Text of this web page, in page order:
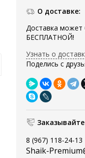
О доставке:
Доставка может
БЕСПЛАТНОЙ!
Узнать о
Поделись с
8 (967) 118-24-13
Shaik-